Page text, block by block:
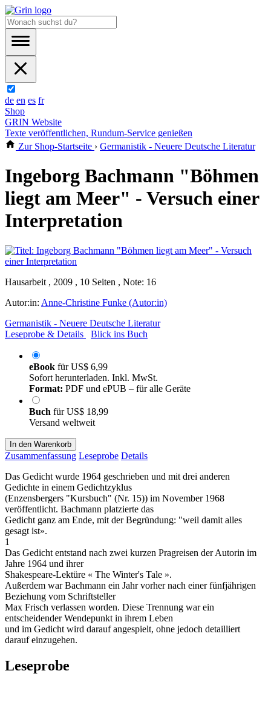
de en es fr
Shop
GRIN Website
Texte veröffentlichen, Rundum-Service genießen
Zur Shop-Startseite › Germanistik - Neuere Deutsche Literatur
Ingeborg Bachmann "Böhmen
liegt am Meer" - Versuch einer
Interpretation
Hausarbeit , 2009 , 10 Seiten , Note: 16
Autor:in: Anne-Christine Funke (Autor:in)
Germanistik - Neuere Deutsche Literatur
Leseprobe & Details
Blick ins Buch
eBook fürUS$ 6,99
Sofort herunterladen. Inkl. MwSt.
Format: PDF und ePUB – für alle Geräte
Buch fürUS$ 18,99
Versand weltweit
In den Warenkorb
Zusammenfassung Leseprobe Details
Das Gedicht wurde 1964 geschrieben und mit drei anderen
Gedichte in einem Gedichtzyklus
(Enzensbergers "Kursbuch" (Nr. 15)) im November 1968
veröffentlicht. Bachmann platzierte das
Gedicht ganz am Ende, mit der Begründung: "weil damit alles
gesagt ist».
1
Das Gedicht entstand nach zwei kurzen Pragreisen der Autorin im
Jahre 1964 und ihrer
Shakespeare-Lektüre « The Winter's Tale ».
Außerdem war Bachmann ein Jahr vorher nach einer fünfjährigen
Beziehung vom Schriftsteller
Max Frisch verlassen worden. Diese Trennung war ein
entscheidender Wendepunkt in ihrem Leben
und im Gedicht wird darauf angespielt, ohne jedoch detailliert
darauf einzugehen.
Leseprobe